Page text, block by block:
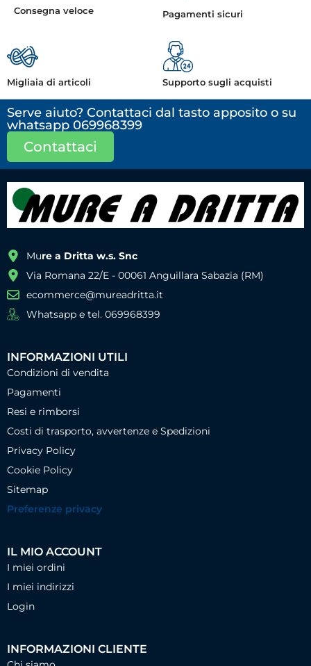
Consegna veloce Pagamenti sicuri
Migliaia di articoli Supporto sugli acquisti
Serve aiuto? Contattaci dal tasto apposito o su
whatsapp 069968399
Contattaci
Mure a Dritta w.s. Snc
Via Romana 22/E - 00061 Anguillara Sabazia (RM)
ecommerce@mureadritta.it
Whatsapp e tel. 069968399
INFORMAZIONI UTILI
Condizioni di vendita
Pagamenti
Resi e rimborsi
Costi di trasporto, avvertenze e Spedizioni
Privacy Policy
Cookie Policy
Sitemap
Preferenze privacy
IL MIO ACCOUNT
I miei ordini
I miei indirizzi
Login
INFORMAZIONI CLIENTE